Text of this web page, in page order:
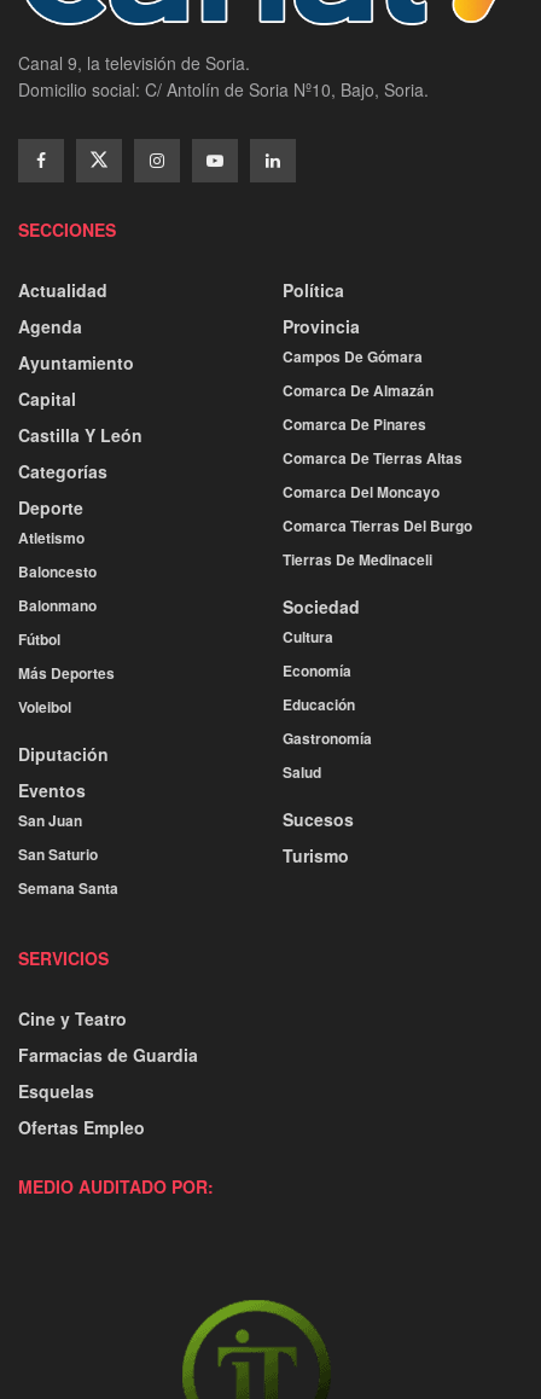
Canal 9, la televisión de Soria.
Domicilio social: C/ Antolín de Soria Nº10, Bajo, Soria.
SECCIONES
Actualidad
Agenda
Ayuntamiento
Capital
Castilla Y León
Categorías
Deporte
Atletismo
Baloncesto
Balonmano
Fútbol
Más Deportes
Voleibol
Diputación
Eventos
San Juan
San Saturio
Semana Santa
Política
Provincia
Campos De Gómara
Comarca De Almazán
Comarca De Pinares
Comarca De Tierras Altas
Comarca Del Moncayo
Comarca Tierras Del Burgo
Tierras De Medinaceli
Sociedad
Cultura
Economía
Educación
Gastronomía
Salud
Sucesos
Turismo
SERVICIOS
Cine y Teatro
Farmacias de Guardia
Esquelas
Ofertas Empleo
MEDIO AUDITADO POR: